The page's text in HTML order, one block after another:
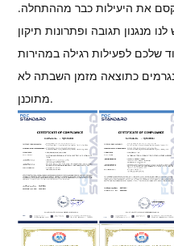
את היעילות כבר מההתחלה.
מנגנון תגובה ופתרונות תיקון
שלכם לפעילות רגילה במהירות
כתוצאה מזמן השבתה לא
מתוכנן.